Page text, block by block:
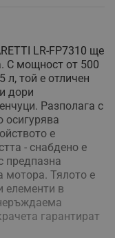
LR-FP7310 ще
С мощност от 500
л, той е отличен
дори
Разполага с
осигурява
е
- снабдено е
предпазна
мотора. Тялото е
елементи в
гарантират